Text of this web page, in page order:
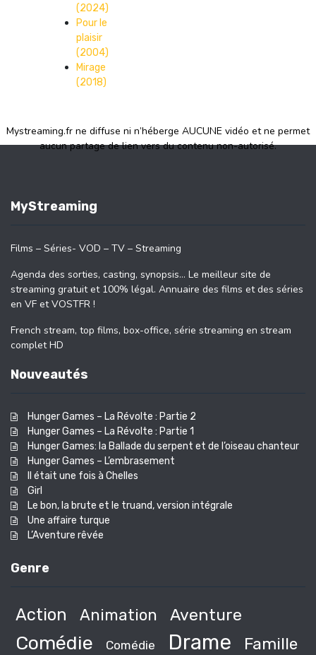
(2024)
Pour le
plaisir
(2004)
Mirage
(2018)
Mystreaming.fr ne diffuse ni n’héberge AUCUNE vidéo et ne permet
aucun partage de lien vers du contenu non-autorisé.
MyStreaming
Films – Séries- VOD – TV – Streaming
Agenda des sorties, casting, synopsis… Le meilleur site de
streaming gratuit et 100% légal. Annuaire des films et des séries
en VF et VOSTFR !
French stream, top films, box-office, série streaming en stream
complet HD
Nouveautés
Hunger Games – La Révolte : Partie 2
Hunger Games – La Révolte : Partie 1
Hunger Games: la Ballade du serpent et de l’oiseau chanteur
Hunger Games – L’embrasement
Il était une fois à Chelles
Girl
Le bon, la brute et le truand, version intégrale
Une affaire turque
L’Aventure rêvée
Genre
Action Animation Aventure
Comédie Comédie Drame Famille